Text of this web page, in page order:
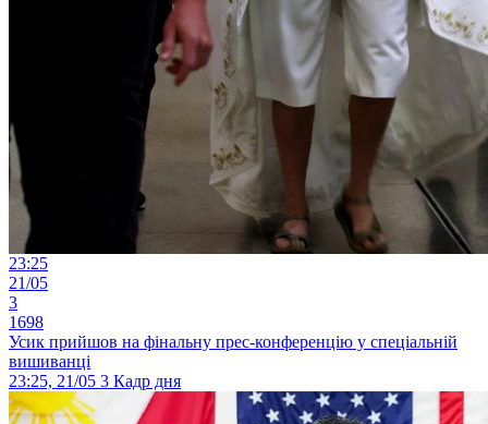
23:25
21/05
3
1698
Усик прийшов на фінальну прес-конференцію у спеціальній
вишиванці
23:25, 21/05 3 Кадр дня